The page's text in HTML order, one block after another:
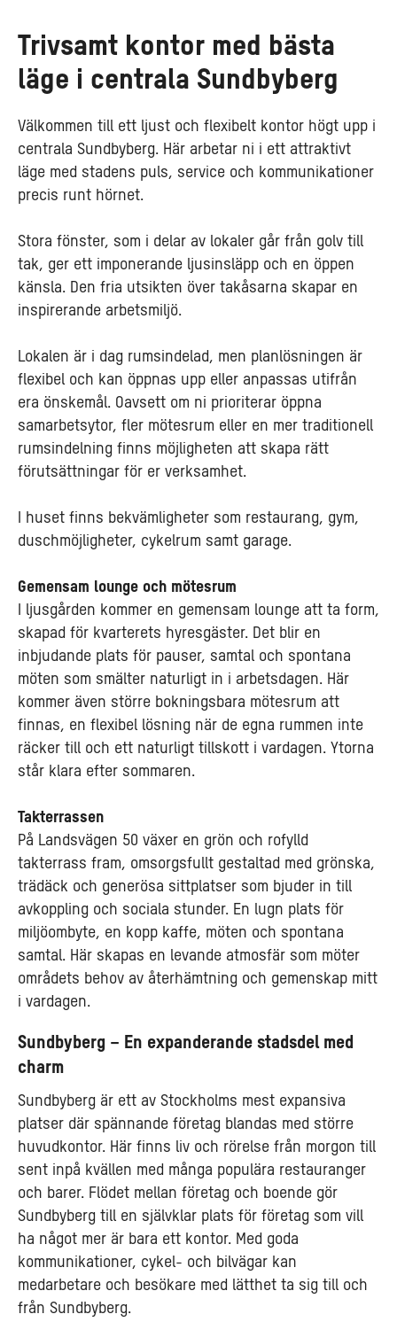
Trivsamt kontor med bästa
läge i centrala Sundbyberg
Välkommen till ett ljust och flexibelt kontor högt upp i
centrala Sundbyberg. Här arbetar ni i ett attraktivt
läge med stadens puls, service och kommunikationer
precis runt hörnet.
Stora fönster, som i delar av lokaler går från golv till
tak, ger ett imponerande ljusinsläpp och en öppen
känsla. Den fria utsikten över takåsarna skapar en
inspirerande arbetsmiljö.
Lokalen är i dag rumsindelad, men planlösningen är
flexibel och kan öppnas upp eller anpassas utifrån
era önskemål. Oavsett om ni prioriterar öppna
samarbetsytor, fler mötesrum eller en mer traditionell
rumsindelning finns möjligheten att skapa rätt
förutsättningar för er verksamhet.
I huset finns bekvämligheter som restaurang, gym,
duschmöjligheter, cykelrum samt garage.
Gemensam lounge och mötesrum
I ljusgården kommer en gemensam lounge att ta form,
skapad för kvarterets hyresgäster. Det blir en
inbjudande plats för pauser, samtal och spontana
möten som smälter naturligt in i arbetsdagen. Här
kommer även större bokningsbara mötesrum att
finnas, en flexibel lösning när de egna rummen inte
räcker till och ett naturligt tillskott i vardagen. Ytorna
står klara efter sommaren.
Takterrassen
På Landsvägen 50 växer en grön och rofylld
takterrass fram, omsorgsfullt gestaltad med grönska,
trädäck och generösa sittplatser som bjuder in till
avkoppling och sociala stunder. En lugn plats för
miljöombyte, en kopp kaffe, möten och spontana
samtal. Här skapas en levande atmosfär som möter
områdets behov av återhämtning och gemenskap mitt
i vardagen.
Sundbyberg – En expanderande stadsdel med
charm
Sundbyberg är ett av Stockholms mest expansiva
platser där spännande företag blandas med större
huvudkontor. Här finns liv och rörelse från morgon till
sent inpå kvällen med många populära restauranger
och barer. Flödet mellan företag och boende gör
Sundbyberg till en självklar plats för företag som vill
ha något mer är bara ett kontor. Med goda
kommunikationer, cykel- och bilvägar kan
medarbetare och besökare med lätthet ta sig till och
från Sundbyberg.